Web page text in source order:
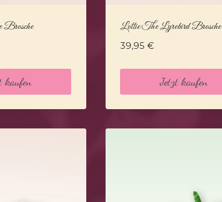
Brosche
kaufen
Lottie The Lyrebird Brosche
39,95€
Jetzt kaufen